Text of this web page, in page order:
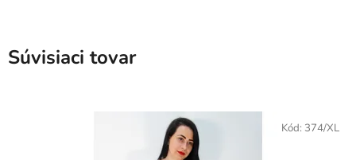
Súvisiaci tovar
Kód: 374/XL